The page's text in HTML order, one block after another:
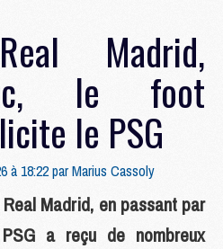
Madrid,
le foot
le PSG
à 18:22 parMarius Cassoly
Madrid, en passant par
a reçu de nombreux